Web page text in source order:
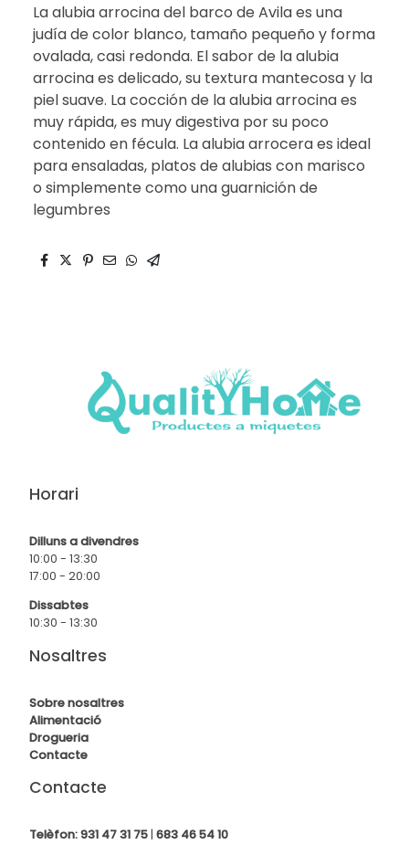
La alubia arrocina del barco de Avila es una
judía de color blanco, tamaño pequeño y forma
ovalada, casi redonda. El sabor de la alubia
arrocina es delicado, su textura mantecosa y la
piel suave. La cocción de la alubia arrocina es
muy rápida, es muy digestiva por su poco
contenido en fécula. La alubia arrocera es ideal
para ensaladas, platos de alubias con marisco
o simplemente como una guarnición de
legumbres
Horari
Dilluns a divendres
10:00 - 13:30
17:00 - 20:00
Dissabtes
10:30 - 13:30
Nosaltres
Sobre nosaltres
Alimentació
Drogueria
Contacte
Contacte
Telèfon:931 47 31 75 | 683 46 54 10